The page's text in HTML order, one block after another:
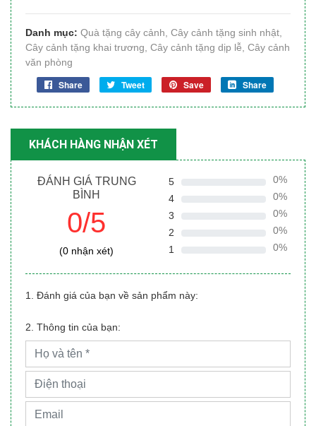
Danh mục: Quà tặng cây cảnh Cây cảnh tặng sinh nhật
Cây cảnh tặng khai trương Cây cảnh tặng dịp lễ Cây cảnh
văn phòng
Share Tweet Save Share
KHÁCH HÀNG NHẬN XÉT
ĐÁNH GIÁ TRUNG
BÌNH
0/5
(0 nhận xét)
5
0%
4
0%
3
0%
2
0%
1
0%
1. Đánh giá của bạn về sản phẩm này:
2. Thông tin của bạn: